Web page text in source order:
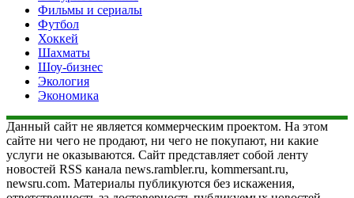
Фильмы и сериалы
Футбол
Хоккей
Шахматы
Шоу-бизнес
Экология
Экономика
Данный сайт не является коммерческим проектом. На этом
сайте ни чего не продают, ни чего не покупают, ни какие
услуги не оказываются. Сайт представляет собой ленту
новостей RSS канала news.rambler.ru, kommersant.ru,
newsru.com. Материалы публикуются без искажения,